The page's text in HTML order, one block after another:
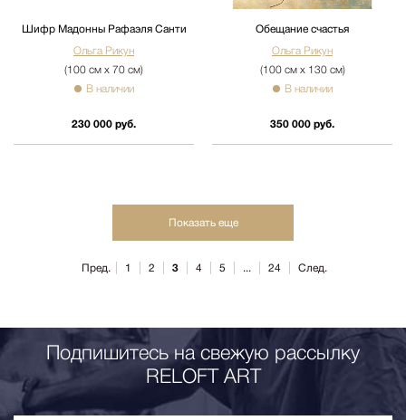
Шифр Мадонны Рафаэля Санти
Ольга Рикун
(100 см х 70 см)
В наличии
230 000 руб.
Обещание счастья
Ольга Рикун
(100 см х 130 см)
В наличии
350 000 руб.
Показать еще
Пред. 1 2 3 4 5 ... 24 След.
Подпишитесь на свежую рассылку
RELOFT ART